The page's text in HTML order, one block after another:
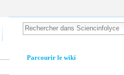
Parcourir le wiki